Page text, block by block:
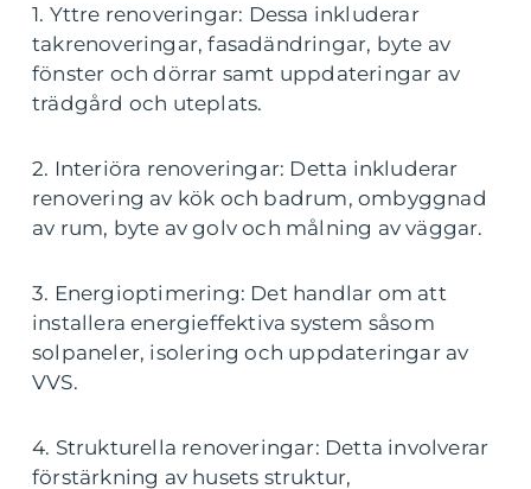
1. Yttre renoveringar: Dessa inkluderar
takrenoveringar, fasadändringar, byte av
fönster och dörrar samt uppdateringar av
trädgård och uteplats.
2. Interiöra renoveringar: Detta inkluderar
renovering av kök och badrum, ombyggnad
av rum, byte av golv och målning av väggar.
3. Energioptimering: Det handlar om att
installera energieffektiva system såsom
solpaneler, isolering och uppdateringar av
VVS.
4. Strukturella renoveringar: Detta involverar
förstärkning av husets struktur,